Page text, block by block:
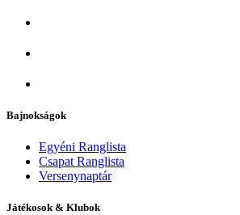
Bajnokságok
Egyéni Ranglista
Csapat Ranglista
Versenynaptár
Játékosok & Klubok